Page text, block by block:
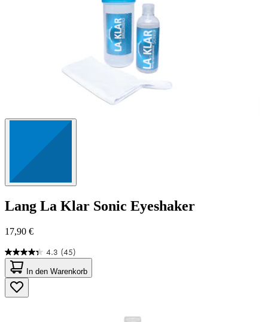
Lang La Klar Sonic Eyeshaker
17,90 €
4.3 (45)
4.3
von
5
Sternen.
45
In den Warenkorb